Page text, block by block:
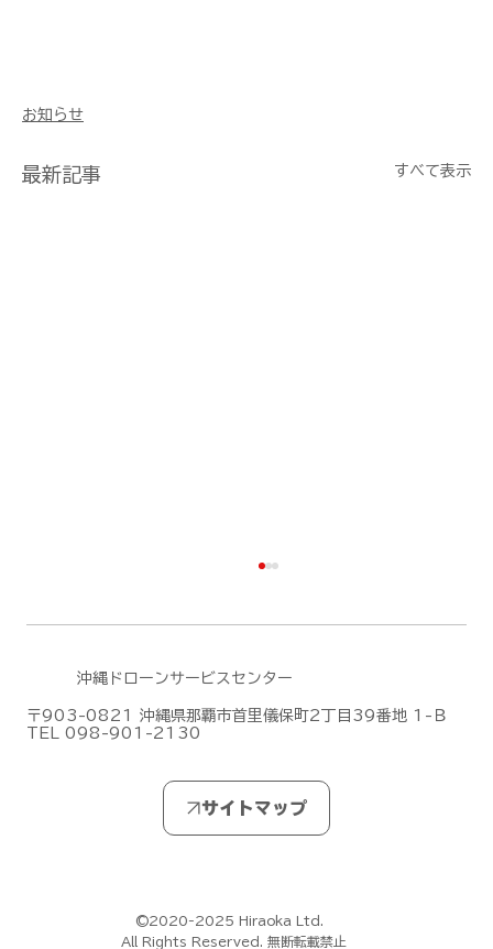
お知らせ
最新記事 すべて表示
事務所移転のお知らせ（8月1日より新事
©2020-2025 Hiraoka Ltd.
All Rights Reserved. 無断転載禁止
沖縄ドローンサービスセンター
〒903-0821 沖縄県那覇市首里儀保町2丁目39番地 1-Ｂ
TEL 098-901-2130